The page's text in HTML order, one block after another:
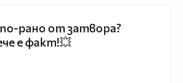
рано от затвора?
е факт!💥